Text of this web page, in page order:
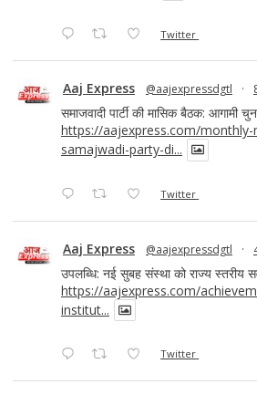
Twitter
Aaj Express @aajexpressdgtl ·
समाजवादी पार्टी की मासिक बैठक: आगामी
https://aajexpress.com/
samajwadi-party-di...
Twitter
Aaj Express @aajexpressdgtl ·
उपलब्धि: नई सुबह संस्था को राज्य स्तरीय
https://aajexpress.com/
institut...
Twitter